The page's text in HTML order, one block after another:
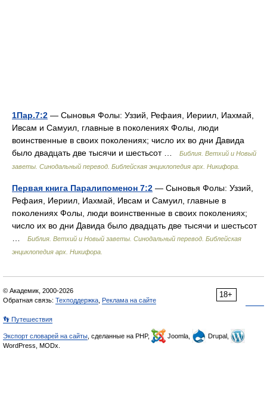
1Пар.7:2 — Сыновья Фолы: Уззий, Рефаия, Иериил, Иахмай,
Ивсам и Самуил, главные в поколениях Фолы, люди
воинственные в своих поколениях; число их во дни Давида
было двадцать две тысячи и шестьсот …
Библия. Ветхий и Новый
заветы. Синодальный перевод. Библейская энциклопедия арх. Никифора.
Первая книга Паралипоменон 7:2 — Сыновья Фолы: Уззий,
Рефаия, Иериил, Иахмай, Ивсам и Самуил, главные в
поколениях Фолы, люди воинственные в своих поколениях;
число их во дни Давида было двадцать две тысячи и шестьсот
Библия. Ветхий и Новый заветы. Синодальный перевод. Библейская
энциклопедия арх. Никифора.
18+
© Академик, 2000-2026
Обратная связь: Техподдержка Реклама на сайте
👣 Путешествия
Экспорт словарей на сайты , сделанные на PHP, Joomla,
Drupal,
WordPress, MODx.